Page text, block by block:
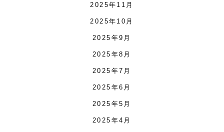
2025年11月
2025年10月
2025年9月
2025年8月
2025年7月
2025年6月
2025年5月
2025年4月